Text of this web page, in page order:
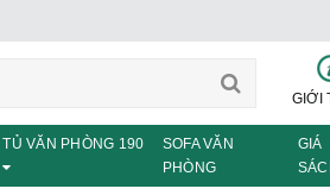
GIỚI
TỦ VĂN PHÒNG 190
SOFA VĂN
PHÒNG
GIÁ